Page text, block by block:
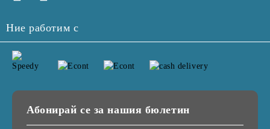
Ние работим с
Абонирай се за нашия бюлетин